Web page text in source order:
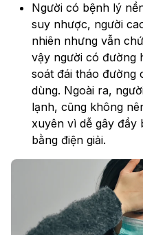
Người có bệnh lý
suy nhược, người
nhiên nhưng vẫn
vậy người có đường
soát đái tháo đường
dùng. Ngoài ra,
lạnh, cũng không
xuyên vì dễ gây đầy
bằng điện giải.